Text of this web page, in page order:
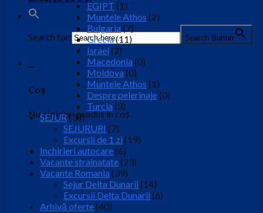
Search for: Search Button
Coș
Nu ai niciun produs în coș.
EGIPT (1)
Muntele Athos (2)
Bulgaria (7)
Grecia(11)
Israel (2)
Macedonia (0)
Moldova (0)
Muntele Athos (1)
Despre pelerinaje(0)
Turcia (3)
SEJUR(38)
SEJURURI (7)
Excursii de 1 zi (19)
Inchirieri autocare(6)
Vacante strainatate(23)
Vacante Romania (39)
Sejur Delta Dunarii (14)
Excursii Delta Dunarii (6)
Arhivă oferte(40)